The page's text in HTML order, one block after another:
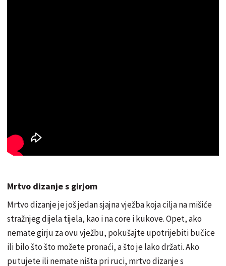
Mrtvo dizanje s girjom
Mrtvo dizanje je još jedan sjajna vježba koja cilja na mišiće
stražnjeg dijela tijela, kao i na core i kukove. Opet, ako
nemate girju za ovu vježbu, pokušajte upotrijebiti bučice
ili bilo što što možete pronaći, a što je lako držati. Ako
putujete ili nemate ništa pri ruci, mrtvo dizanje s